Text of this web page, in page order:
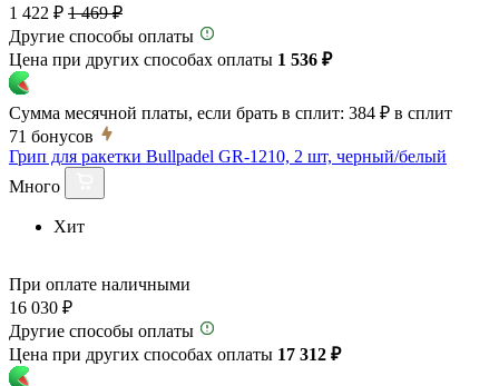
1 422 ₽ 1 469 ₽
Другие способы оплаты
Цена при других способах оплаты 1 536 ₽
Сумма месячной платы, если брать в сплит: 384 ₽ в сплит
71 бонусов
Грип для ракетки Bullpadel GR-1210, 2 шт, черный/белый
Много
Хит
При оплате наличными
16 030 ₽
Другие способы оплаты
Цена при других способах оплаты 17 312 ₽